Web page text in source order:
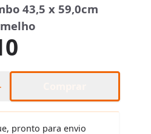
43,5 x 59,0cm
pronto para envio